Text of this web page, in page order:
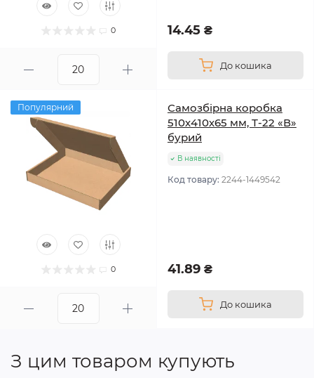
0 14.45 ₴
До кошика
Популярний
0
Самозбірна коробка
510х410х65 мм, Т-22 «В»
бурий
В наявності
Код товару: 2244-1449542
41.89 ₴
До кошика
З цим товаром купують